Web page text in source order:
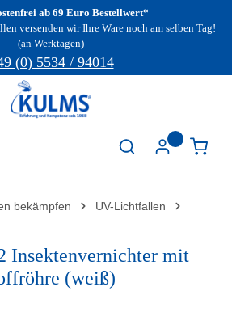
ab 69 Euro Bestellwert*
versenden wir Ihre Ware noch am selben Tag!
(an Werktagen)
(0) 5534 / 94014
bekämpfen
UV-Lichtfallen
Insektenvernichter mit
(weiß)